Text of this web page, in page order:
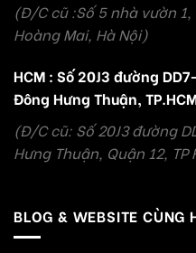
(Đ/C cũ :Số 5 nhà vườn 1,
Hoàng Mai, Hà Nội)
HCM : Số 20J3 đường
Đông Hưng Thuận,
(Đ/C cũ: Số 20J3 đường
Hưng Thuận, Quận 12, TP
BLOG & WEBSITE CÙNG